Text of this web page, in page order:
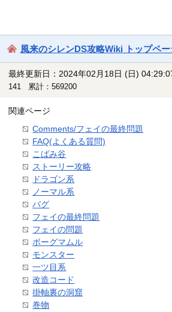
風来のシレンDS攻略Wiki トップペー
最終更新日：2024年02月18日 (日)
141 累計：569200
関連ページ
Comments/フェイの最終問題
FAQ(よくある質問)
こばみ谷
ストーリー攻略
ドラゴン系
ノーマル系
バグ
フェイの最終問題
フェイの問題
ボーグマムル
モンスター
一ツ目系
改造コード
掛軸裏の洞窟
巻物